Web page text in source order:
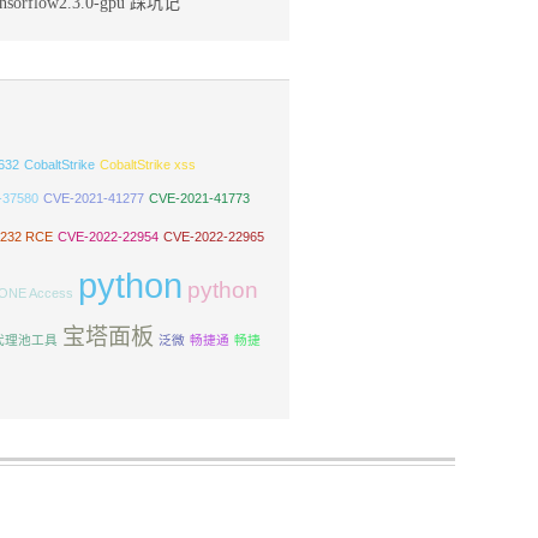
CobaltStrike CobaltStrike xss
CVE-2021-41277 CVE-2021-41773
RCE CVE-2022-22954 CVE-2022-22965
Access python python
理池工具 宝塔面板 泛微 畅捷通 畅捷